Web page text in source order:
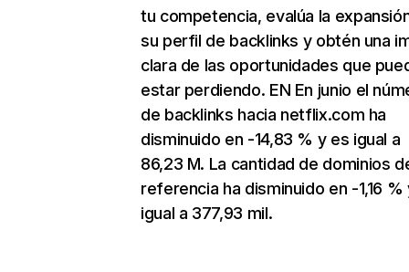
tu competencia, evalúa la
su perfil de backlinks y obtén una
clara de las oportunidades que
estar perdiendo. EN En junio el
de backlinks hacia netflix.com ha
disminuido en -14,83 % y es igual a
86,23 M. La cantidad de dominios
referencia ha disminuido en -1,16 %
igual a 377,93 mil.